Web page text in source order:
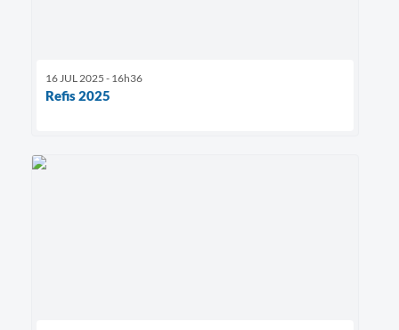
16 JUL 2025 - 16h36
Refis 2025